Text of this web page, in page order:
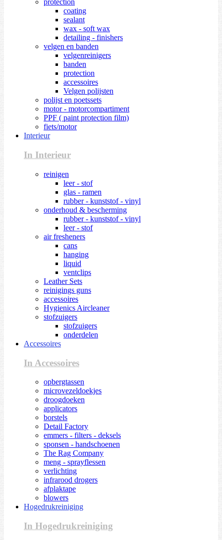
protection
coating
sealant
wax - soft wax
detailing - finishers
velgen en banden
velgenreinigers
banden
protection
accessoires
Velgen polijsten
polijst en poetssets
motor - motorcompartiment
PPF ( paint protection film)
fiets/motor
Interieur
In Interieur
reinigen
leer - stof
glas - ramen
rubber - kunststof - vinyl
onderhoud & bescherming
rubber - kunststof - vinyl
leer - stof
air fresheners
cans
hanging
liquid
ventclips
Leather Sets
reinigings guns
accessoires
Hygienics Aircleaner
stofzuigers
stofzuigers
onderdelen
Accessoires
In Accessoires
opbergtassen
microvezeldoekjes
droogdoeken
applicators
borstels
Detail Factory
emmers - filters - deksels
sponsen - handschoenen
The Rag Company
meng - sprayflessen
verlichting
infrarood drogers
afplaktape
blowers
Hogedrukreiniging
In Hogedrukreiniging